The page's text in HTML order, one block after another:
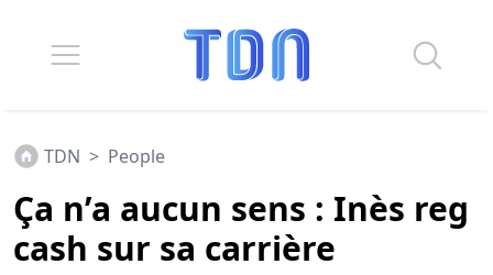
TDN > People
Ça n’a aucun sens : Inès reg
cash sur sa carrière